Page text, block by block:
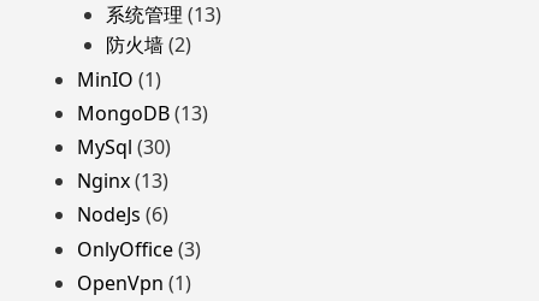
系统管理(13)
防火墙(2)
MinIO (1)
MongoDB(13)
MySql (30)
Nginx(13)
NodeJs (6)
OnlyOffice(3)
OpenVpn (1)